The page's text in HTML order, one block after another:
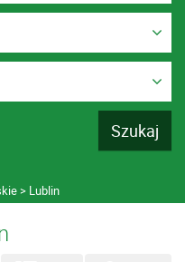
Lublin